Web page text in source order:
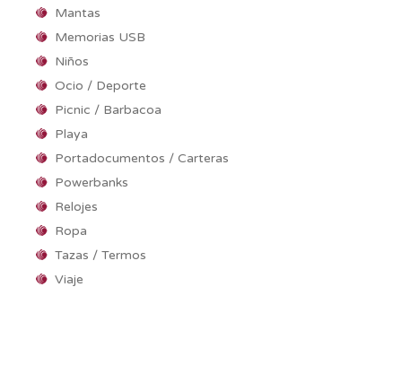
Mantas
Memorias USB
Niños
Ocio / Deporte
Picnic / Barbacoa
Playa
Portadocumentos / Carteras
Powerbanks
Relojes
Ropa
Tazas / Termos
Viaje